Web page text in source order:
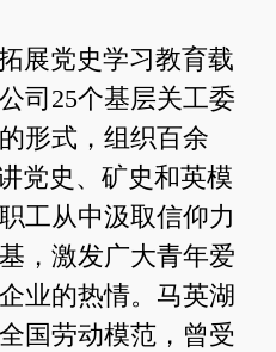
展党史学习教育载
司25个基层关工委
形式，组织百余
党史、矿史和英模
工从中汲取信仰力
，激发广大青年爱
业的热情。马英湖
国劳动模范，曾受